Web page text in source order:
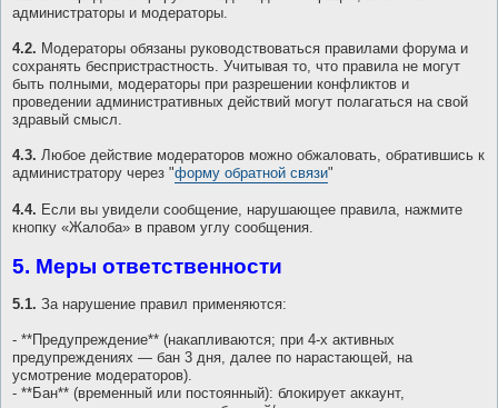
администраторы и модераторы.
4.2. Модераторы обязаны руководствоваться правилами форума и
сохранять беспристрастность. Учитывая то, что правила не могут
быть полными, модераторы при разрешении конфликтов и
проведении административных действий могут полагаться на свой
здравый смысл.
4.3. Любое действие модераторов можно обжаловать, обратившись к
администратору через "форму обратной связи"
4.4. Если вы увидели сообщение, нарушающее правила, нажмите
кнопку «Жалоба» в правом углу сообщения.
5. Меры ответственности
5.1. За нарушение правил применяются:
- **Предупреждение** (накапливаются; при 4-х активных
предупреждениях — бан 3 дня, далее по нарастающей, на
усмотрение модераторов).
- **Бан** (временный или постоянный): блокирует аккаунт,